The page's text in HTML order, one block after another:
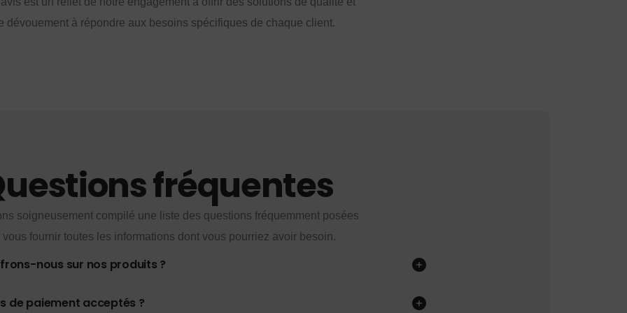
dévouement à répondre aux besoins spécifiques de chaque client.
fréquentes
soigneusement compilé une liste des questions fréquemment posées
vous fournir toutes les informations dont vous pourriez avoir besoin.
nous sur nos produits ?
de paiement acceptés ?